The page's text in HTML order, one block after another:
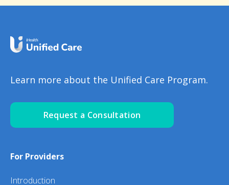
Learn more about the Unified Care Program.
Request a Consultation
For Providers
Introduction